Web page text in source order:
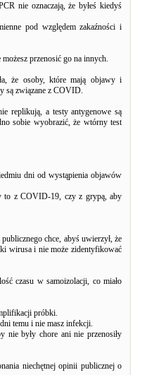
nie oznaczają, że byłeś kiedyś
pod względem zakaźności i
przenosić go na innych.
że osoby, które mają objawy i
są związane z COVID.
replikują, a testy antygenowe są
sobie wyobrazić, że wtórny test
dni od wystąpienia objawów
to z COVID-19, czy z grypą, aby
chce, abyś uwierzył, że
wirusa i nie może zidentyfikować
czasu w samoizolacji, co miało
próbki.
temu i nie masz infekcji.
były chore ani nie przenosiły
niechętnej opinii publicznej o